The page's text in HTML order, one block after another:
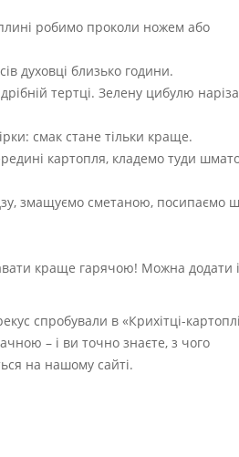
робимо проколи ножем або
духовці близько години.
тертці. Зелену цибулю
смак стане тільки краще.
картопля, кладемо туди
змащуємо сметаною, посипаємо
краще гарячою! Можна додати і
спробували в «Крихітці-
– і ви точно знаєте, з чого
на нашому сайті.